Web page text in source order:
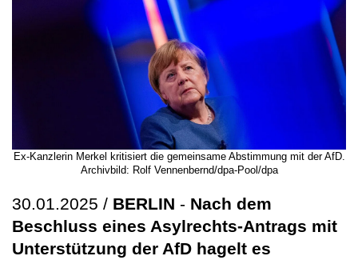
Ex-Kanzlerin Merkel kritisiert die gemeinsame Abstimmung mit der AfD.
Archivbild: Rolf Vennenbernd/dpa-Pool/dpa
30.01.2025 / BERLIN - Nach dem
Beschluss eines Asylrechts-Antrags mit
Unterstützung der AfD hagelt es